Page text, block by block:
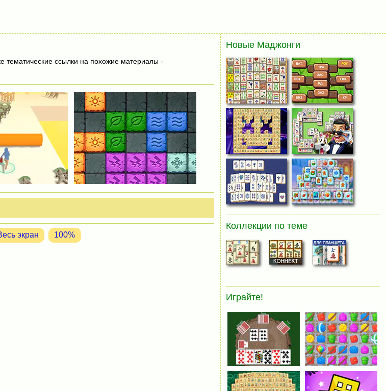
тематические ссылки на похожие материалы -
экран 100%
Новые Маджонги
Коллекции по теме
Играйте!